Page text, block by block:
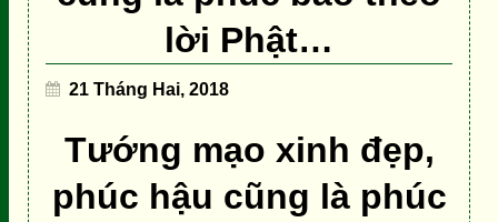
lời Phật…
21 Tháng Hai, 2018
Tướng mạo xinh đẹp,
phúc hậu cũng là phúc